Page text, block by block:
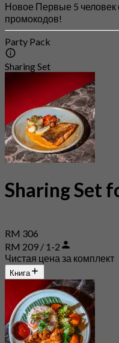
Новое Первые 5 человек
промокодов!
Party Pack
Sharing Set
Sharing Set
RM 306
RM 209 / 1-2
Чистая цена за комплект
Книга